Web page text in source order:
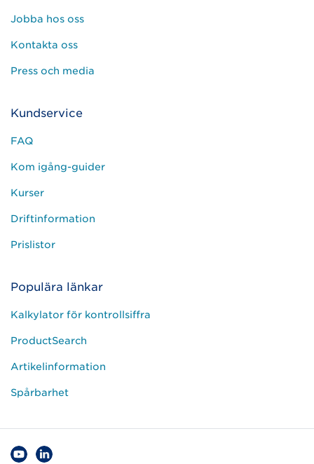
Jobba hos oss
Kontakta oss
Press och media
Kundservice
FAQ
Kom igång-guider
Kurser
Driftinformation
Prislistor
Populära länkar
Kalkylator för kontrollsiffra
ProductSearch
Artikelinformation
Spårbarhet